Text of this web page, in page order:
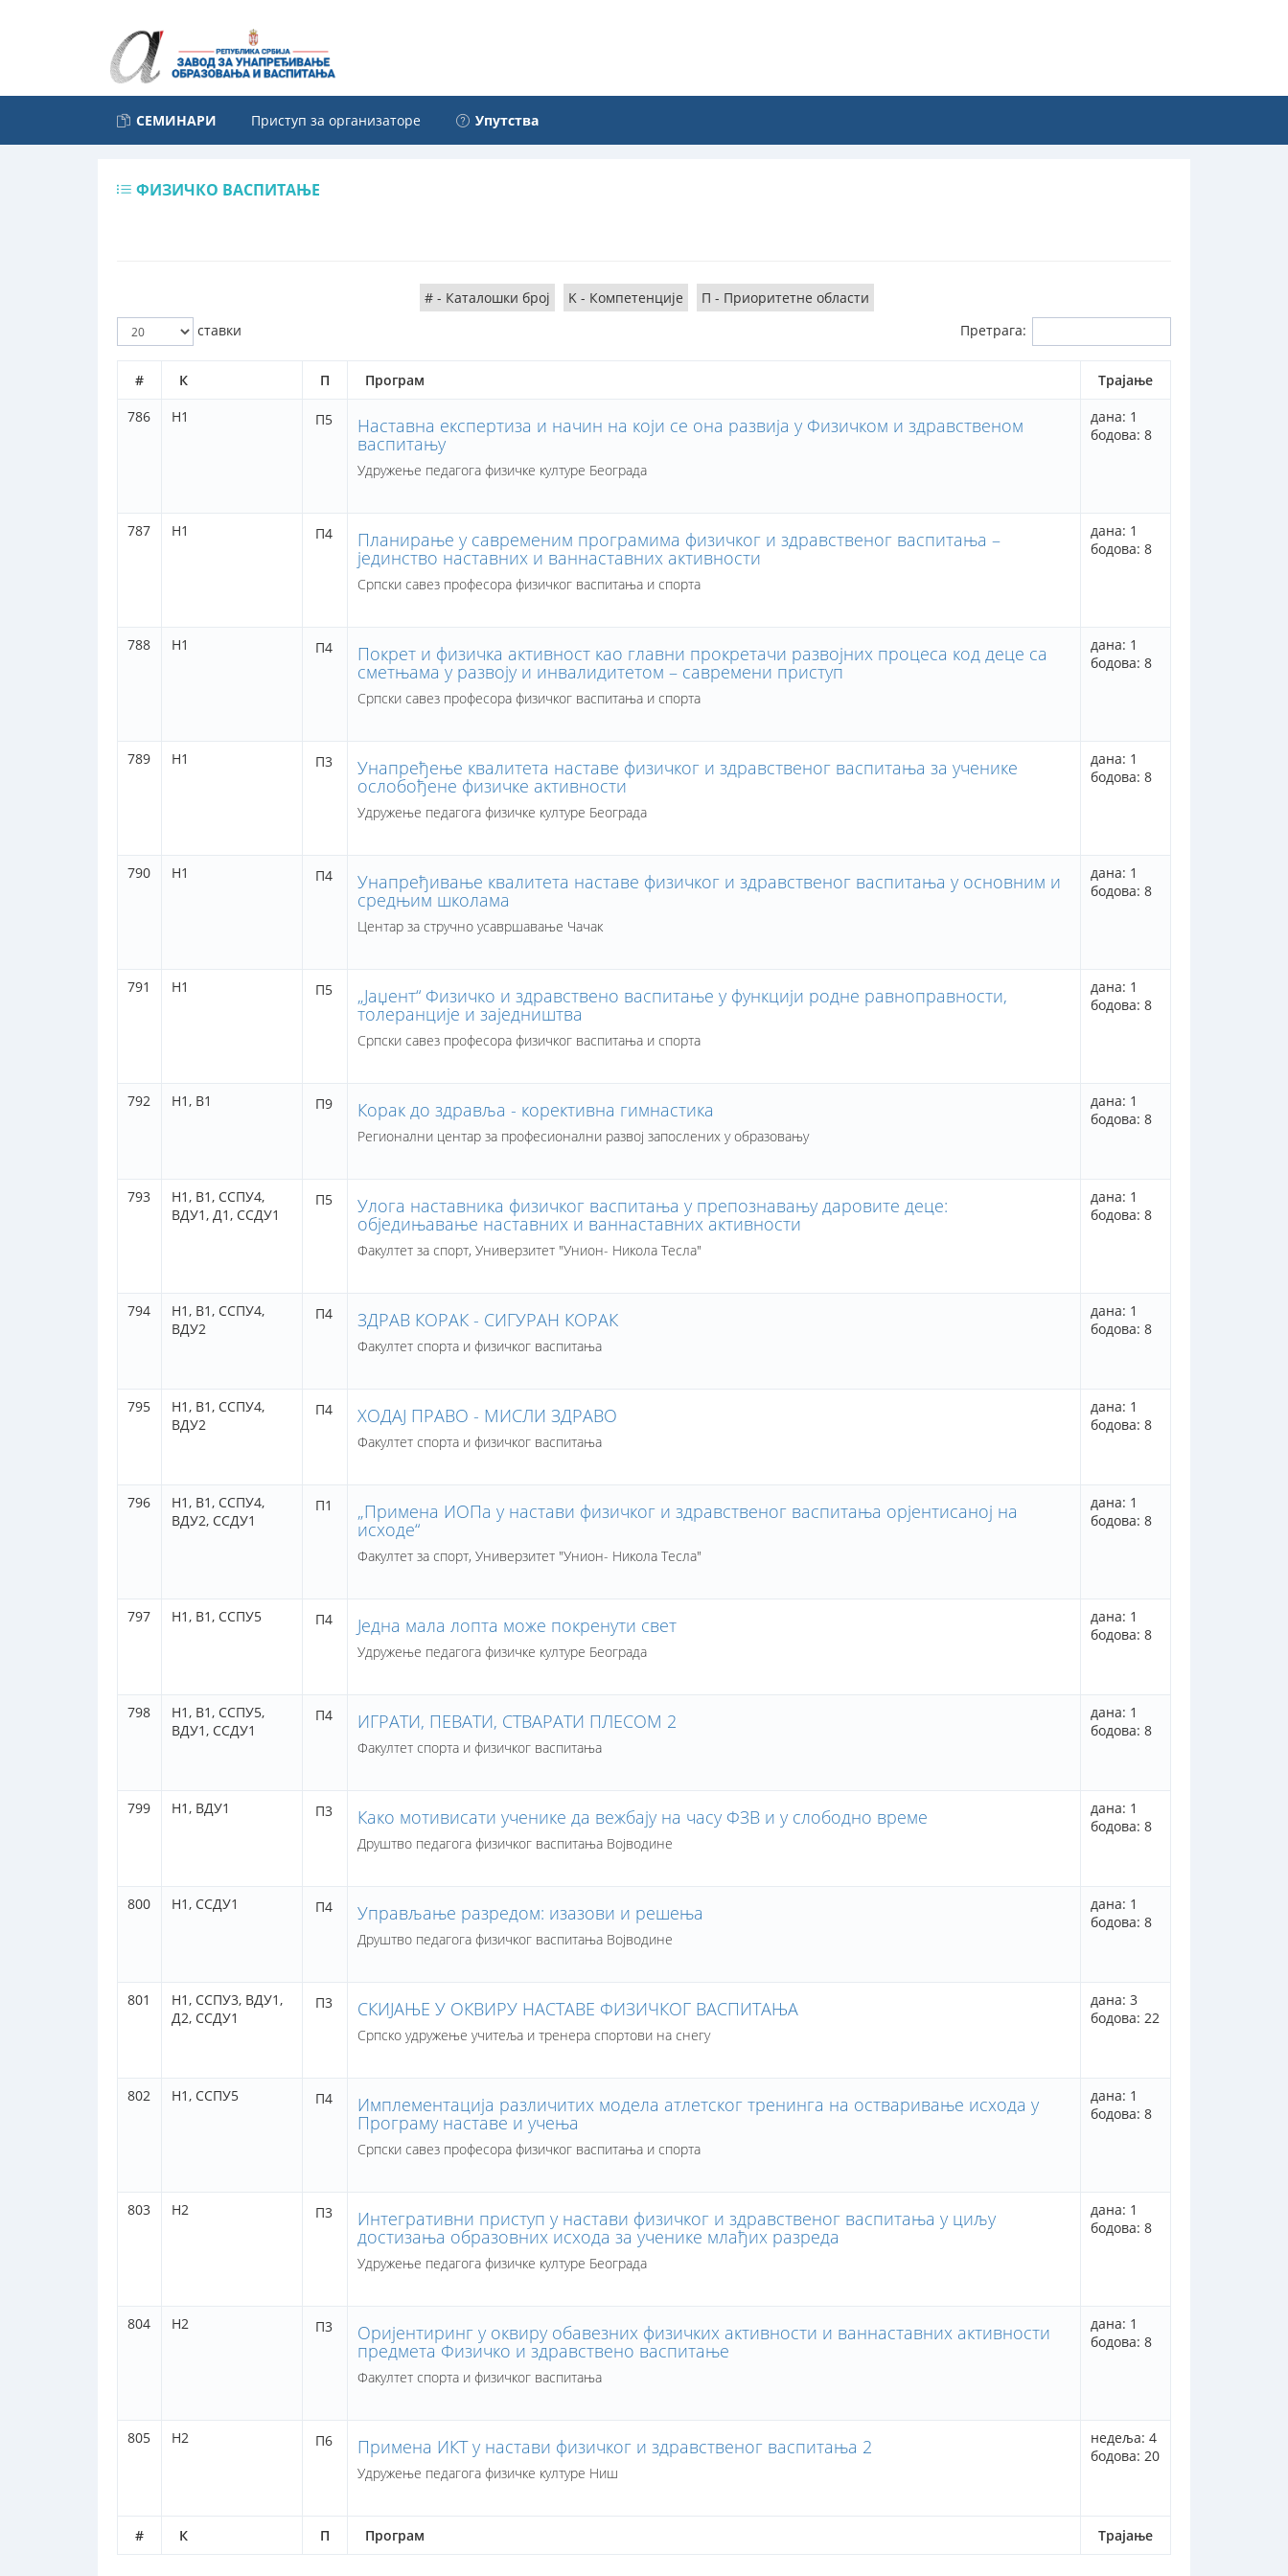
СЕМИНАРИ Приступ за организаторе Упутства
ФИЗИЧКО ВАСПИТАЊЕ
# - Каталошки број K - Компетенције
П - Приоритетне области
ставки
Претрага:
# К П Програм Трајање
# К П Програм Трајање
786 Н1 П5 Наставна експертиза и начин на који се она развија у Физичком и здравственом
васпитању
Удружење педагога физичке културе Београда
дана: 1
бодова: 8
787 Н1 П4 Планирање у савременим програмима физичког и здравственог васпитања –
јединство наставних и ваннаставних активности
Српски савез професора физичког васпитања и спорта
дана: 1
бодова: 8
788 Н1 П4 Покрет и физичка активност као главни прокретачи развојних процеса код деце са
сметњама у развоју и инвалидитетом – савремени приступ
Српски савез професора физичког васпитања и спорта
дана: 1
бодова: 8
789 Н1 П3 Унапређење квалитета наставе физичког и здравственог васпитања за ученике
ослобођене физичке активности
Удружење педагога физичке културе Београда
дана: 1
бодова: 8
790 Н1 П4 Унапређивање квалитета наставе физичког и здравственог васпитања у основним и
средњим школама
Центар за стручно усавршавање Чачак
дана: 1
бодова: 8
791 Н1 П5 „Јаџент“ Физичко и здравствено васпитање у функцији родне равноправности,
толеранције и заједништва
Српски савез професора физичког васпитања и спорта
дана: 1
бодова: 8
792 Н1, В1 П9 Корак до здравља - корективна гимнастика
Регионални центар за професионални развој запослених у образовању
дана: 1
бодова: 8
793 Н1, В1, ССПУ4,
ВДУ1, Д1, ССДУ1
П5 Улога наставника физичког васпитања у препознавању даровите деце:
обједињавање наставних и ваннаставних активности
Факултет за спорт, Универзитет "Унион- Никола Тесла"
дана: 1
бодова: 8
794 Н1, В1, ССПУ4,
ВДУ2
П4 ЗДРАВ КОРАК - СИГУРАН КОРАК
Факултет спорта и физичког васпитања
дана: 1
бодова: 8
795 Н1, В1, ССПУ4,
ВДУ2
П4 ХОДАЈ ПРАВО - МИСЛИ ЗДРАВО
Факултет спорта и физичког васпитања
дана: 1
бодова: 8
796 Н1, В1, ССПУ4,
ВДУ2, ССДУ1
П1 „Примена ИОПа у настави физичког и здравственог васпитања орјентисаној на
исходе“
Факултет за спорт, Универзитет "Унион- Никола Тесла"
дана: 1
бодова: 8
797 Н1, В1, ССПУ5 П4 Једна мала лопта може покренути свет
Удружење педагога физичке културе Београда
дана: 1
бодова: 8
798 Н1, В1, ССПУ5,
ВДУ1, ССДУ1
П4 ИГРАТИ, ПЕВАТИ, СТВАРАТИ ПЛЕСОМ 2
Факултет спорта и физичког васпитања
дана: 1
бодова: 8
799 Н1, ВДУ1 П3 Како мотивисати ученикe да вежбају на часу ФЗВ и у слободно време
Друштво педагога физичког васпитања Војводине
дана: 1
бодова: 8
800 Н1, ССДУ1 П4 Управљање разредом: изазови и решења
Друштво педагога физичког васпитања Војводине
дана: 1
бодова: 8
801 Н1, ССПУ3, ВДУ1,
Д2, ССДУ1
П3 СКИЈАЊЕ У ОКВИРУ НАСТАВЕ ФИЗИЧКОГ ВАСПИТАЊА
Српско удружење учитеља и тренера спортови на снегу
дана: 3
бодова: 22
802 Н1, ССПУ5 П4 Имплементација различитих модела атлетског тренинга на остваривање исхода у
Програму наставе и учења
Српски савез професора физичког васпитања и спорта
дана: 1
бодова: 8
803 Н2 П3 Интегративни приступ у настави физичког и здравственог васпитања у циљу
достизања образовних исхода за ученике млађих разреда
Удружење педагога физичке културе Београда
дана: 1
бодова: 8
804 Н2 П3 Оријентиринг у оквиру обавезних физичких активности и ваннаставних активности
предмета Физичко и здравствено васпитање
Факултет спорта и физичког васпитања
дана: 1
бодова: 8
805 Н2 П6 Примена ИКТ у настави физичког и здравственог васпитања 2
Удружење педагога физичке културе Ниш
недеља: 4
бодова: 20